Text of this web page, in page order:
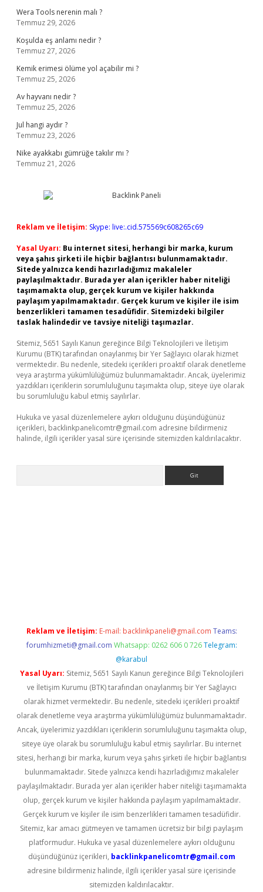
Wera Tools nerenin malı ?
Temmuz 29, 2026
Koşulda eş anlamı nedir ?
Temmuz 27, 2026
Kemik erimesi ölüme yol açabilir mi ?
Temmuz 25, 2026
Av hayvanı nedir ?
Temmuz 25, 2026
Jul hangi aydır ?
Temmuz 23, 2026
Nike ayakkabı gümrüğe takılır mı ?
Temmuz 21, 2026
Reklam ve İletişim: Skype: live:.cid.575569c608265c69
Yasal Uyarı: Bu internet sitesi, herhangi bir marka, kurum
veya şahıs şirketi ile hiçbir bağlantısı bulunmamaktadır.
Sitede yalnızca kendi hazırladığımız makaleler
paylaşılmaktadır. Burada yer alan içerikler haber niteliği
taşımamakta olup, gerçek kurum ve kişiler hakkında
paylaşım yapılmamaktadır. Gerçek kurum ve kişiler ile isim
benzerlikleri tamamen tesadüfidir. Sitemizdeki bilgiler
taslak halindedir ve tavsiye niteliği taşımazlar.
Sitemiz, 5651 Sayılı Kanun gereğince Bilgi Teknolojileri ve İletişim
Kurumu (BTK) tarafından onaylanmış bir Yer Sağlayıcı olarak hizmet
vermektedir. Bu nedenle, sitedeki içerikleri proaktif olarak denetleme
veya araştırma yükümlülüğümüz bulunmamaktadır. Ancak, üyelerimiz
yazdıkları içeriklerin sorumluluğunu taşımakta olup, siteye üye olarak
bu sorumluluğu kabul etmiş sayılırlar.
Hukuka ve yasal düzenlemelere aykırı olduğunu düşündüğünüz
içerikleri, backlinkpanelicomtr@gmail.com adresine bildirmeniz
halinde, ilgili içerikler yasal süre içerisinde sitemizden kaldırılacaktır.
Reklam ve İletişim: E-mail: backlinkpaneli@gmail.com Teams:
forumhizmeti@gmail.com Whatsapp: 0262 606 0 726 Telegram:
@karabul
Yasal Uyarı: Sitemiz, 5651 Sayılı Kanun gereğince Bilgi Teknolojileri
ve İletişim Kurumu (BTK) tarafından onaylanmış bir Yer Sağlayıcı
olarak hizmet vermektedir. Bu nedenle, sitedeki içerikleri proaktif
olarak denetleme veya araştırma yükümlülüğümüz bulunmamaktadır.
Ancak, üyelerimiz yazdıkları içeriklerin sorumluluğunu taşımakta olup,
siteye üye olarak bu sorumluluğu kabul etmiş sayılırlar. Bu internet
sitesi, herhangi bir marka, kurum veya şahıs şirketi ile hiçbir bağlantısı
bulunmamaktadır. Sitede yalnızca kendi hazırladığımız makaleler
paylaşılmaktadır. Burada yer alan içerikler haber niteliği taşımamakta
olup, gerçek kurum ve kişiler hakkında paylaşım yapılmamaktadır.
Gerçek kurum ve kişiler ile isim benzerlikleri tamamen tesadüfidir.
Sitemiz, kar amacı gütmeyen ve tamamen ücretsiz bir bilgi paylaşım
platformudur. Hukuka ve yasal düzenlemelere aykırı olduğunu
düşündüğünüz içerikleri, backlinkpanelicomtr@gmail.com
adresine bildirmeniz halinde, ilgili içerikler yasal süre içerisinde
sitemizden kaldırılacaktır.